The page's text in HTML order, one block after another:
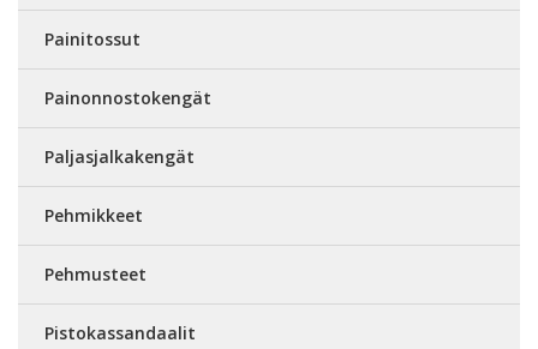
Painitossut
Painonnostokengät
Paljasjalkakengät
Pehmikkeet
Pehmusteet
Pistokassandaalit